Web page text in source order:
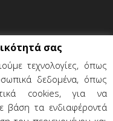
σας
τεχνολογίες, όπως
δεδομένα, όπως
cookies, για να
βάση τα ενδιαφέροντά